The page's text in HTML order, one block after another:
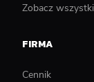
Zobacz
FIRMA
Cennik